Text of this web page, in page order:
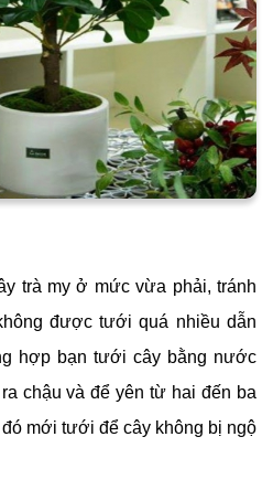
trà my ở mức vừa phải, tránh
được tưới quá nhiều dẫn
hợp bạn tưới cây bằng nước
chậu và để yên từ hai đến ba
mới tưới để cây không bị ngộ